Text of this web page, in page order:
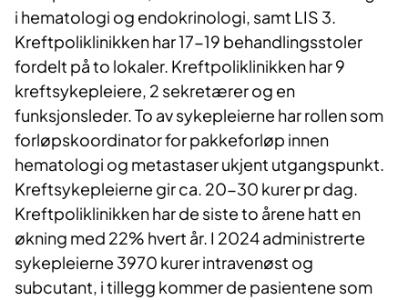
i hematologi og endokrinologi, samt LIS 3.
Kreftpoliklinikken har 17-19 behandlingsstoler
fordelt på to lokaler. Kreftpoliklinikken har 9
kreftsykepleiere, 2 sekretærer og en
funksjonsleder. To av sykepleierne har rollen som
forløpskoordinator for pakkeforløp innen
hematologi og metastaser ukjent utgangspunkt.
Kreftsykepleierne gir ca. 20-30 kurer pr dag.
Kreftpoliklinikken har de siste to årene hatt en
økning med 22% hvert år. I 2024 administrerte
sykepleierne 3970 kurer intravenøst og
subcutant, i tillegg kommer de pasientene som